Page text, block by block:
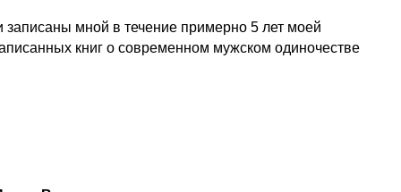
записаны мной в течение примерно 5 лет моей
книг о современном мужском одиночестве